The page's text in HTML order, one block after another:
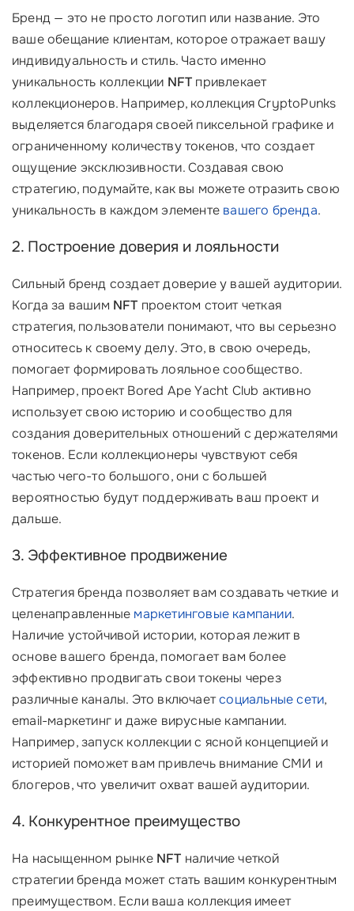
Бренд — это не просто логотип или название. Это
ваше обещание клиентам, которое отражает вашу
индивидуальность и стиль. Часто именно
уникальность коллекции NFT привлекает
коллекционеров. Например, коллекция CryptoPunks
выделяется благодаря своей пиксельной графике и
ограниченному количеству токенов, что создает
ощущение эксклюзивности. Создавая свою
стратегию, подумайте, как вы можете отразить свою
уникальность в каждом элементе вашего бренда.
2. Построение доверия и лояльности
Сильный бренд создает доверие у вашей аудитории.
Когда за вашим NFT проектом стоит четкая
стратегия, пользователи понимают, что вы серьезно
относитесь к своему делу. Это, в свою очередь,
помогает формировать лояльное сообщество.
Например, проект Bored Ape Yacht Club активно
использует свою историю и сообщество для
создания доверительных отношений с держателями
токенов. Если коллекционеры чувствуют себя
частью чего-то большого, они с большей
вероятностью будут поддерживать ваш проект и
дальше.
3. Эффективное продвижение
Стратегия бренда позволяет вам создавать четкие и
целенаправленные маркетинговые кампании.
Наличие устойчивой истории, которая лежит в
основе вашего бренда, помогает вам более
эффективно продвигать свои токены через
различные каналы. Это включаетсоциальные сети,
email-маркетинг и даже вирусные кампании.
Например, запуск коллекции с ясной концепцией и
историей поможет вам привлечь внимание СМИ и
блогеров, что увеличит охват вашей аудитории.
4. Конкурентное преимущество
На насыщенном рынке NFT наличие четкой
стратегии бренда может стать вашим конкурентным
преимуществом. Если ваша коллекция имеет